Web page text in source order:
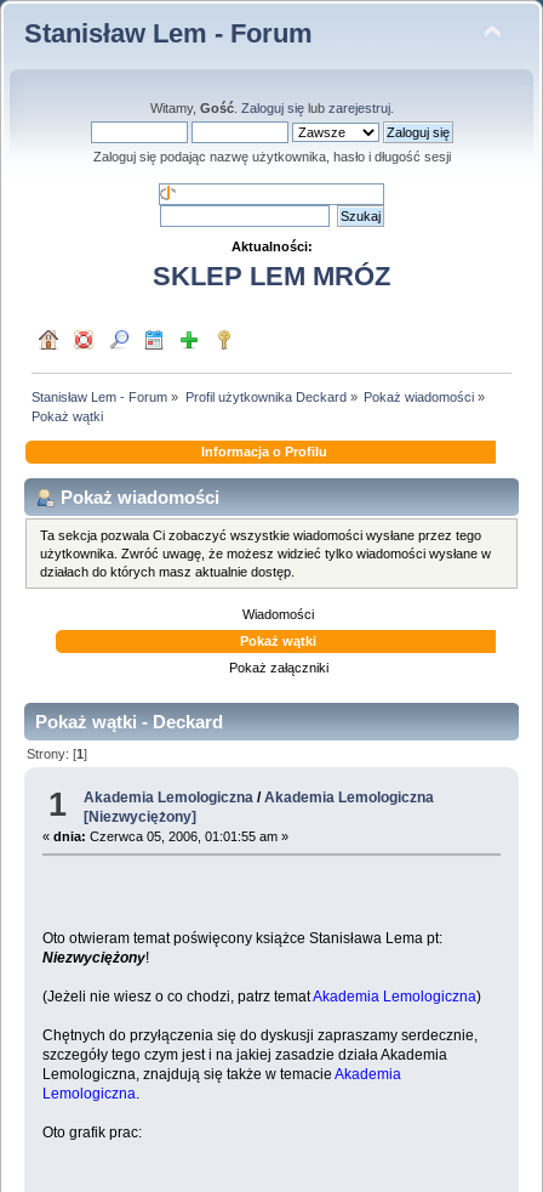
Stanisław Lem - Forum
Witamy, Gość. Zaloguj sięlub zarejestruj.
Zaloguj się podając nazwę użytkownika, hasło i długość sesji
Aktualności:
SKLEP LEM MRÓZ
Stanisław Lem - Forum » Profil użytkownika Deckard» Pokaż wiadomości»
Pokaż wątki
Informacja o Profilu
Pokaż wiadomości
Ta sekcja pozwala Ci zobaczyć wszystkie wiadomości wysłane przez tego
użytkownika. Zwróć uwagę, że możesz widzieć tylko wiadomości wysłane w
działach do których masz aktualnie dostęp.
Wiadomości
Pokaż wątki
Pokaż załączniki
Pokaż wątki - Deckard
Strony: [1]
1 Akademia Lemologiczna /Akademia Lemologiczna
[Niezwyciężony]
« dnia: Czerwca 05, 2006, 01:01:55 am »
Oto otwieram temat poświęcony książce Stanisława Lema pt:
Niezwyciężony!
(Jeżeli nie wiesz o co chodzi, patrz tematAkademia Lemologiczna)
Chętnych do przyłączenia się do dyskusji zapraszamy serdecznie,
szczegóły tego czym jest i na jakiej zasadzie działa Akademia
Lemologiczna, znajdują się także w temacie Akademia
Lemologiczna.
Oto grafik prac: